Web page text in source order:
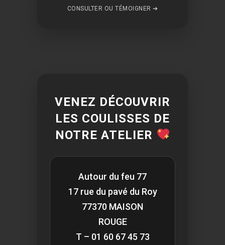
CONSULTER OU TÉMOIGNER ➔
VENEZ DÉCOUVRIR
LES COULISSES DE
NOTRE ATELIER
Autour du feu 77
17 rue du pavé du Roy
77370 MAISON
ROUGE
T – 01 60 67 45 73